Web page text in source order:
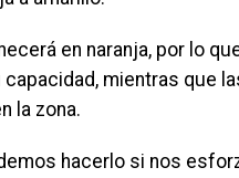
en naranja, por lo
mientras que
la zona.
hacerlo si nos